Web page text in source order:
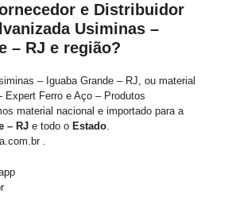
e Distribuidor
Usiminas –
– RJ e região?
– Iguaba Grande – RJ, ou material
Expert Ferro e Aço – Produtos
material nacional e importado para a
– RJ e todo o Estado.
.